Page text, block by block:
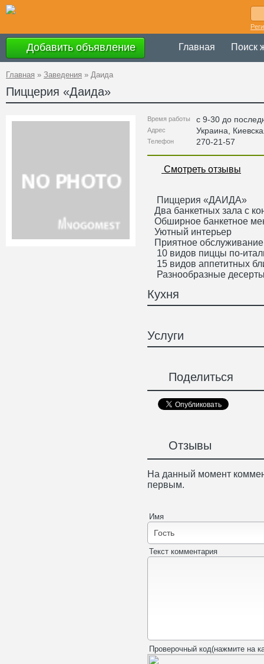
Добавить объявление Главная Поиск
Главная » Заведения » Даида
Пиццерия «Даида»
Время работы с 9-30 до
Адрес Украина
Телефон 270-21-57
Смотреть отзывы
Пиццерия «ДАИДА»
Два банкетных зала с
Обширное банкетное
Уютный интерьер
Приятное обслуживание
10 видов пиццы по-
15 видов аппетитных
Разнообразные
Кухня
Услуги
Поделиться
Отзывы
На данный момент
первым.
Имя
Текст комментария
Проверочный код(нажмите на